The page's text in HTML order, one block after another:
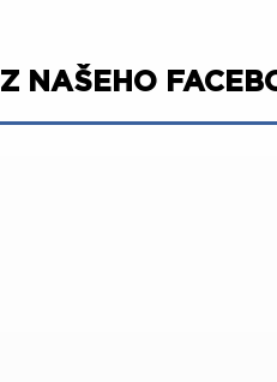
Z NAŠEHO